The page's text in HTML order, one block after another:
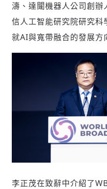
濤、達闥機器人公司創
信人工智能研究院研究
就AI與寬帶融合的發展方
李正茂在致辭中介紹了